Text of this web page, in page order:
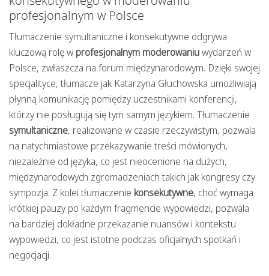
profesjonalnym w Polsce
Tłumaczenie symultaniczne i konsekutywne odgrywa
kluczową rolę w profesjonalnym moderowaniuwydarzeń w
Polsce, zwłaszcza na forum międzynarodowym. Dzięki swojej
specjalityce, tłumacze jak Katarzyna Głuchowska umożliwiają
płynną komunikację pomiędzy uczestnikami konferencji,
którzy nie posługują się tym samym językiem. Tłumaczenie
symultaniczne, realizowane w czasie rzeczywistym, pozwala
na natychmiastowe przekazywanie treści mówionych,
niezależnie od języka, co jest nieocenione na dużych,
międzynarodowych zgromadzeniach takich jak kongresy czy
sympozja. Z kolei tłumaczenie konsekutywne, choć wymaga
krótkiej pauzy po każdym fragmencie wypowiedzi, pozwala
na bardziej dokładne przekazanie nuansów i kontekstu
wypowiedzi, co jest istotne podczas oficjalnych spotkań i
negocjacji.